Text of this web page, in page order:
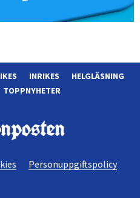
INRIKES
HELGLÄSNING
TOPPNYHETER
Personuppgiftspolicy